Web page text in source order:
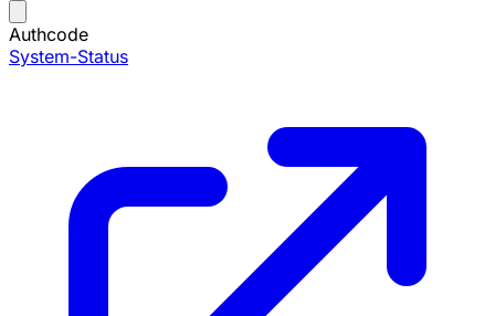
Authcode
System-Status